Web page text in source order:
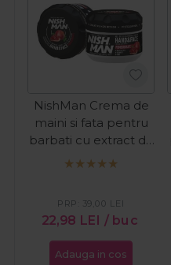
NishMan Crema de
maini si fata pentru
barbati cu extract de
rodie 300ml
22,98 LEI / buc
PRP: 39,00 LEI
Adauga in cos